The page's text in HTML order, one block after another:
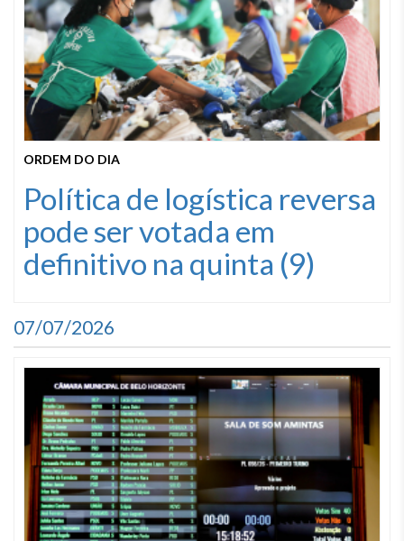
ORDEM DO DIA
Política de logística reversa
pode ser votada em
definitivo na quinta (9)
07/07/2026